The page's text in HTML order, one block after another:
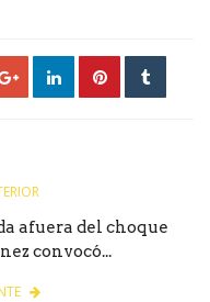
afuera del choque
convocó...